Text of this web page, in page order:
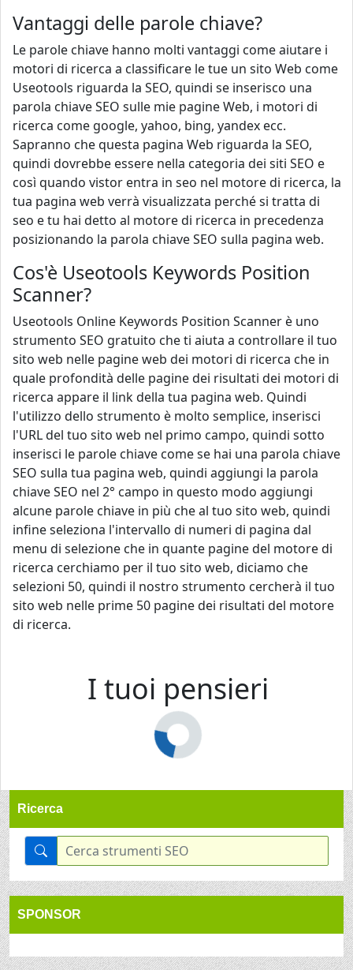
Vantaggi delle parole chiave?
Le parole chiave hanno molti vantaggi come aiutare i
motori di ricerca a classificare le tue un sito Web come
Useotools riguarda la SEO, quindi se inserisco una
parola chiave SEO sulle mie pagine Web, i motori di
ricerca come google, yahoo, bing, yandex ecc.
Sapranno che questa pagina Web riguarda la SEO,
quindi dovrebbe essere nella categoria dei siti SEO e
così quando vistor entra in seo nel motore di ricerca, la
tua pagina web verrà visualizzata perché si tratta di
seo e tu hai detto al motore di ricerca in precedenza
posizionando la parola chiave SEO sulla pagina web.
Cos'è Useotools Keywords Position
Scanner?
Useotools Online Keywords Position Scanner è uno
strumento SEO gratuito che ti aiuta a controllare il tuo
sito web nelle pagine web dei motori di ricerca che in
quale profondità delle pagine dei risultati dei motori di
ricerca appare il link della tua pagina web. Quindi
l'utilizzo dello strumento è molto semplice, inserisci
l'URL del tuo sito web nel primo campo, quindi sotto
inserisci le parole chiave come se hai una parola chiave
SEO sulla tua pagina web, quindi aggiungi la parola
chiave SEO nel 2° campo in questo modo aggiungi
alcune parole chiave in più che al tuo sito web, quindi
infine seleziona l'intervallo di numeri di pagina dal
menu di selezione che in quante pagine del motore di
ricerca cerchiamo per il tuo sito web, diciamo che
selezioni 50, quindi il nostro strumento cercherà il tuo
sito web nelle prime 50 pagine dei risultati del motore
di ricerca.
I tuoi pensieri
Ricerca
SPONSOR